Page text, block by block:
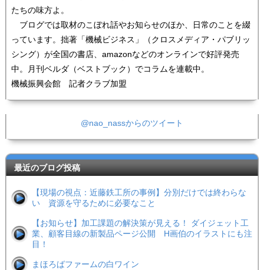
たちの味方よ。
ブログでは取材のこぼれ話やお知らせのほか、日常のことを綴
っています。拙著「機械ビジネス」（クロスメディア・パブリッ
シング）が全国の書店、amazonなどのオンラインで好評発売
中。月刊ベルダ（ベストブック）でコラムを連載中。
機械振興会館 記者クラブ加盟
@nao_nassからのツイート
最近のブログ投稿
【現場の視点：近藤鉄工所の事例】分別だけでは終わらな
い 資源を守るために必要なこと
【お知らせ】加工課題の解決策が見える！ ダイジェット工
業、顧客目線の新製品ページ公開 H画伯のイラストにも注
目！
まほろばファームの白ワイン